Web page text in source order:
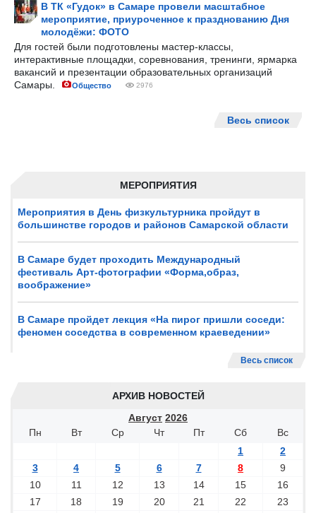
МЕРОПРИЯТИЯ
Мероприятия в День физкультурника пройдут в
большинстве городов и районов Самарской области
В Самаре будет проходить Международный
фестиваль Арт-фотографии «Форма,образ,
воображение»
В Самаре пройдет лекция «На пирог пришли соседи:
феномен соседства в современном краеведении»
Весь список
АРХИВ НОВОСТЕЙ
Август 2026
Пн
Вт Ср Чт Пт Сб
Вс
1
2
3
4 5 6 7 8
9
10
11 12 13 14 15
16
17
18 19 20 21 22 23
В ТК «Гудок» в Самаре провели масштабное
мероприятие, приуроченное к празднованию Дня
молодёжи: ФОТО
Для гостей были подготовлены мастер-классы,
интерактивные площадки, соревнования, тренинги, ярмарка
вакансий и презентации образовательных организаций
Самары.
Общество 2976
Весь список